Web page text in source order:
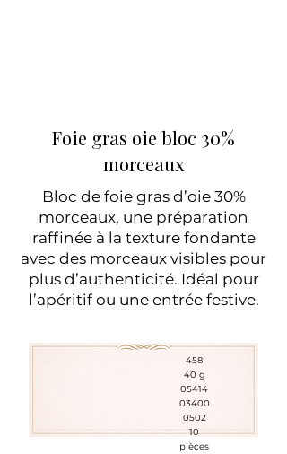
Foie gras oie bloc 30%
morceaux
Bloc de foie gras d’oie 30%
morceaux, une préparation
raffinée à la texture fondante
avec des morceaux visibles pour
plus d’authenticité. Idéal pour
l’apéritif ou une entrée festive.
458
40 g
05414
03400
0502
10
pièces